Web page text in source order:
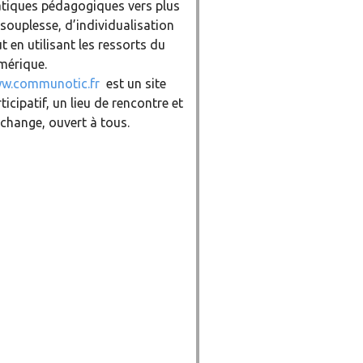
pédagogiques vers plus
d’individualisation
en utilisant les ressorts du
est un site
un lieu de rencontre et
ouvert à tous.